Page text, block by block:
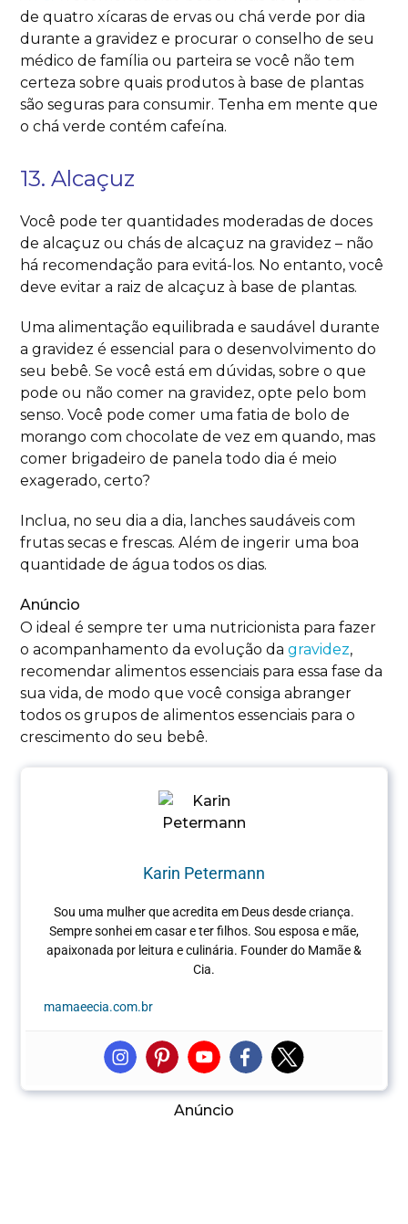
de quatro xícaras de ervas ou chá verde por dia
durante a gravidez e procurar o conselho de seu
médico de família ou parteira se você não tem
certeza sobre quais produtos à base de plantas
são seguras para consumir. Tenha em mente que
o chá verde contém cafeína.
13. Alcaçuz
Você pode ter quantidades moderadas de doces
de alcaçuz ou chás de alcaçuz na gravidez – não
há recomendação para evitá-los. No entanto, você
deve evitar a raiz de alcaçuz à base de plantas.
Uma alimentação equilibrada e saudável durante
a gravidez é essencial para o desenvolvimento do
seu bebê. Se você está em dúvidas, sobre o que
pode ou não comer na gravidez, opte pelo bom
senso. Você pode comer uma fatia de bolo de
morango com chocolate de vez em quando, mas
comer brigadeiro de panela todo dia é meio
exagerado, certo?
Inclua, no seu dia a dia, lanches saudáveis com
frutas secas e frescas. Além de ingerir uma boa
quantidade de água todos os dias.
Anúncio
O ideal é sempre ter uma nutricionista para fazer
o acompanhamento da evolução dagravidez,
recomendar alimentos essenciais para essa fase da
sua vida, de modo que você consiga abranger
todos os grupos de alimentos essenciais para o
crescimento do seu bebê.
Karin Petermann
Sou uma mulher que acredita em Deus desde criança.
Sempre sonhei em casar e ter filhos. Sou esposa e mãe,
apaixonada por leitura e culinária. Founder do Mamãe &
Cia.
mamaeecia.com.br
Anúncio